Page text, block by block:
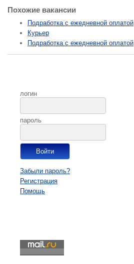
Похожие вакансии
Подработка с ежедневной оплатой
Курьер
Подработка с ежедневной оплатой
логин
пароль
Забыли пароль?
Регистрация
Помощь